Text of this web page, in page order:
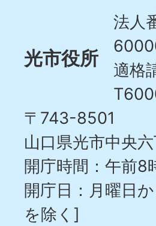
光市役所
法人
適格
〒743-8501
山口県光市中央
開庁時間：午前8
開庁日：月曜日
を除く]